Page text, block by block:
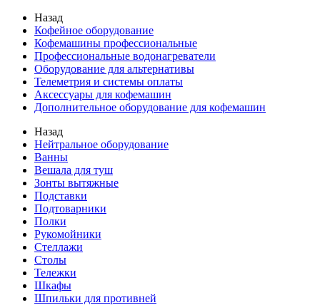
Назад
Кофейное оборудование
Кофемашины профессиональные
Профессиональные водонагреватели
Оборудование для альтернативы
Телеметрия и системы оплаты
Аксессуары для кофемашин
Дополнительное оборудование для кофемашин
Назад
Нейтральное оборудование
Ванны
Вешала для туш
Зонты вытяжные
Подставки
Подтоварники
Полки
Рукомойники
Стеллажи
Столы
Тележки
Шкафы
Шпильки для противней